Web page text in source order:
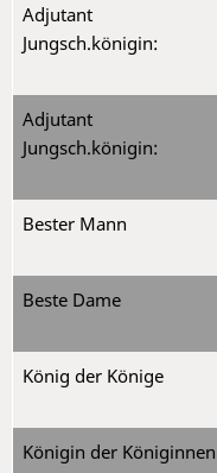
Adjutant
Jungsch.königin:
Adjutant
Jungsch.königin:
Bester Mann
Beste Dame
König der Könige
Königin der Königinnen